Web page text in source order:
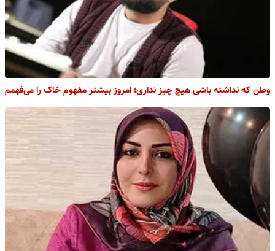
وطن که نداشته باشی هیچ چیز نداری؛ امروز بیشتر مفهوم خاک را می‌فهمم